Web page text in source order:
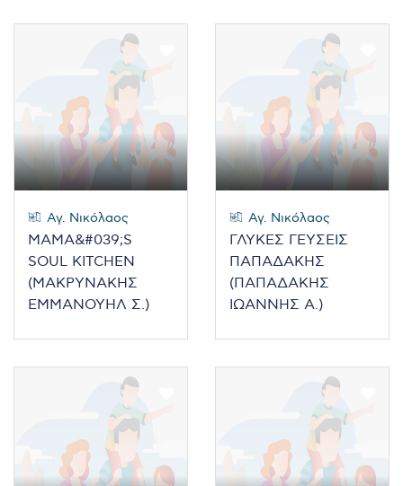
Αγ. Νικόλαος
MAMA&#039;S
SOUL KITCHEN
(ΜΑΚΡΥΝΑΚΗΣ
ΕΜΜΑΝΟΥΗΛ Σ.)
Αγ. Νικόλαος
ΓΛΥΚΕΣ ΓΕΥΣΕΙΣ
ΠΑΠΑΔΑΚΗΣ
(ΠΑΠΑΔΑΚΗΣ
ΙΩΑΝΝΗΣ Α.)